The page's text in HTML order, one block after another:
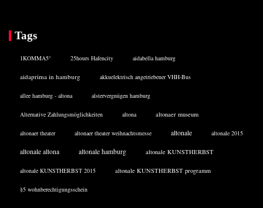
Tags
1KOMMA5° 25hours Hafencity aidabella hamburg
aidaprima in hamburg akkuelektrisch angetriebener VHH-Bus
allee hamburg - altona alstervergnügen hamburg
Alternative Zahlungsmöglichkeiten altona altonaer museum
altonaer theater altonaer theater weihnachtsmesse altonale altonale 2015
altonale altona altonale hamburg altonale KUNSTHERBST
altonale KUNSTHERBST 2015 altonale KUNSTHERBST programm
§5 wohnberechtigungsschein